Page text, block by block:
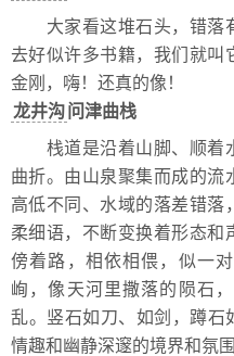
大家看这堆石头，错落
去好似许多书籍，我们就叫
金刚，嗨！还真的像！
龙井沟问津曲栈
栈道是沿着山脚、顺着
曲折。由山泉聚集而成的流
高低不同、水域的落差错落
柔细语，不断变换着形态和
傍着路，相依相偎，似一
峋，像天河里撒落的陨石
乱。竖石如刀、如剑，蹲
情趣和幽静深邃的境界和氛围